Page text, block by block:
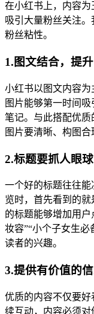
在小红书上，内容
吸引大量粉丝关注
粉丝粘性。
1.图文结合，提
小红书以图文内容
图片能够第一时间
笔记。与此搭配优质
图片要清晰、构图合
2.标题要抓人眼球
一个好的标题往往能
览时，首先看到的
的标题能够增加用
妆容”“小个子女生
读者的兴趣。
3.提供有价值的
优质的内容不仅要
续互动，内容必须